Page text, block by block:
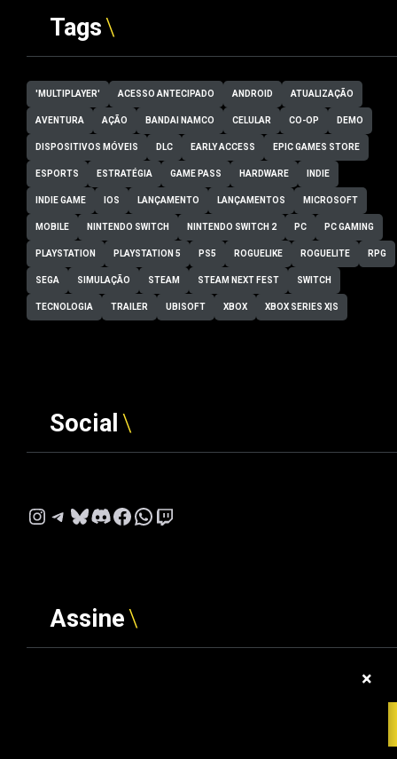
Tags
'MULTIPLAYER' ACESSO ANTECIPADO ANDROID ATUALIZAÇÃO
AVENTURA AÇÃO BANDAI NAMCO CELULAR CO-OP DEMO
DISPOSITIVOS MÓVEIS DLC EARLY ACCESS EPIC GAMES STORE
ESPORTS ESTRATÉGIA GAME PASS HARDWARE INDIE
INDIE GAME IOS LANÇAMENTO LANÇAMENTOS MICROSOFT
MOBILE NINTENDO SWITCH NINTENDO SWITCH 2 PC PC GAMING
PLAYSTATION PLAYSTATION 5 PS5 ROGUELIKE ROGUELITE RPG
SEGA SIMULAÇÃO STEAM STEAM NEXT FEST SWITCH
TECNOLOGIA TRAILER UBISOFT XBOX XBOX SERIES X|S
Social
Instagram
Telegram
Bluesky
Discord
Facebook
WhatsApp
Twitch
Assine
×